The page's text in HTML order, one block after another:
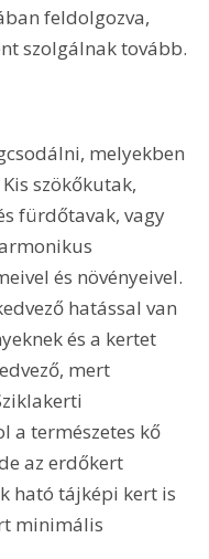
feldolgozva,
szolgálnak tovább.
melyekben
szökőkutak,
fürdőtavak, vagy
és növényeivel.
hatással van
és a kertet
mert
a természetes kő
az erdőkert
ható tájképi kert is
minimális